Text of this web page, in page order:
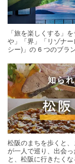
「旅を楽しくする」
や」「界」「リゾナ
シー)」の 6 つのブラ
松阪のまちを歩くと
が一人で巡り、出会
と、松阪に行きたくな